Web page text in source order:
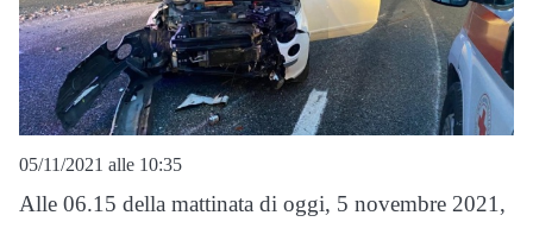
05/11/2021 alle 10:35
Alle 06.15 della mattinata di oggi, 5 novembre 2021,